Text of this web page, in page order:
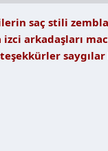
l
e
r
saç stili
izci arkadaşları